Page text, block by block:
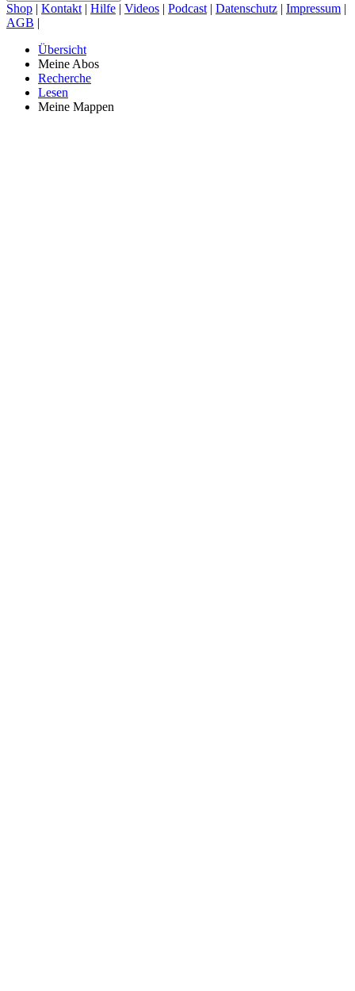
Shop | Kontakt | Hilfe | Videos | Podcast | Datenschutz | Impressum |
AGB |
Übersicht
Meine Abos
Recherche
Lesen
Meine Mappen